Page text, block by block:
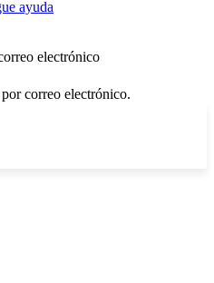
ayuda
electrónico
correo electrónico.